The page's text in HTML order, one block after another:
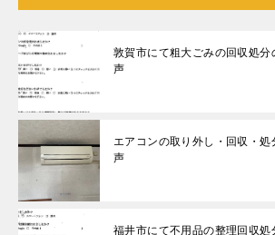
敦賀市にて粗大ごみの回収処
声
エアコンの取り外し・回収・
声
福井市にて不用品の整理回収